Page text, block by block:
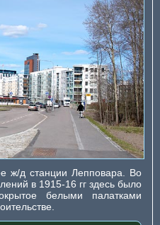
ж/д станции Лепповара. Во
в 1915-16 гг здесь было
белыми палатками